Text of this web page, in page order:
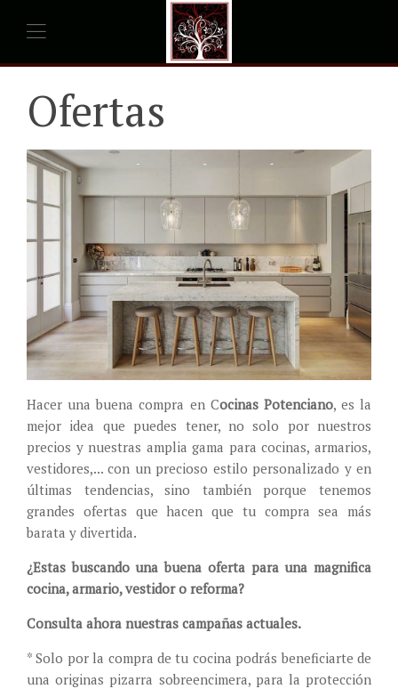
Ofertas
Hacer una buena compra en Cocinas Potenciano, es la
mejor idea que puedes tener, no solo por nuestros
precios y nuestras amplia gama para cocinas, armarios,
vestidores,... con un precioso estilo personalizado y en
últimas tendencias, sino también porque tenemos
grandes ofertas que hacen que tu compra sea más
barata y divertida.
¿Estas buscando una buena oferta para una magnifica
cocina, armario, vestidor o reforma?
Consulta ahora nuestras campañas actuales.
* Solo por la compra de tu cocina podrás beneficiarte de
una originas pizarra sobreencimera, para la protección